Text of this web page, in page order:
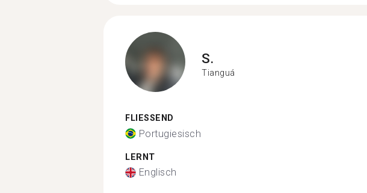
S.
Tianguá
FLIESSEND
Portugiesisch
LERNT
Englisch